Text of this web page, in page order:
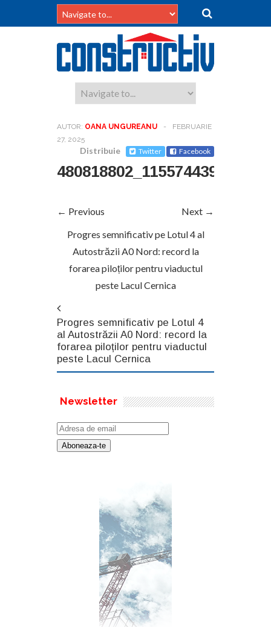
AUTOR: OANA UNGUREANU -
FEBRUARIE
27, 2025
Distribuie Twitter Facebook
← Previous
Next →
Progres semnificativ pe Lotul 4 al
Autostrăzii A0 Nord: record la
forarea piloților pentru viaductul
peste Lacul Cernica
Progres semnificativ pe Lotul 4
al Autostrăzii A0 Nord: record la
forarea piloților pentru viaductul
peste Lacul Cernica
Newsletter